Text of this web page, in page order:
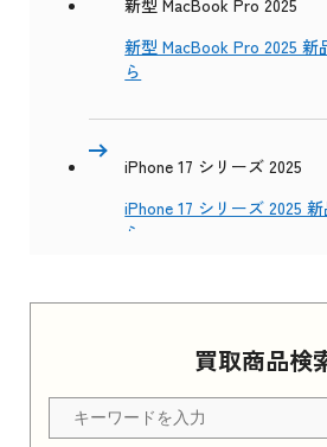
買取商品検
新型 MacBook Pro 2025
新型 MacBook Pro 2025 新
ら
iPhone 17 シリーズ 2025
iPhone 17 シリーズ 2025
ら
Apple Watch Series 11
ちら